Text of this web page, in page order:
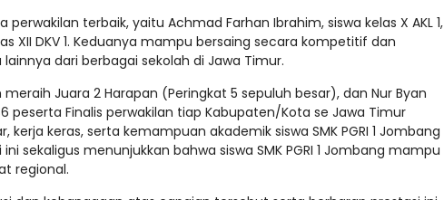
perwakilan terbaik, yaitu Achmad Farhan Ibrahim, siswa kelas X AKL 1,
XII DKV 1. Keduanya mampu bersaing secara kompetitif dan
dari berbagai sekolah di Jawa Timur.
Juara 2 Harapan (Peringkat 5 sepuluh besar), dan Nur Byan
peserta Finalis perwakilan tiap Kabupaten/Kota se Jawa Timur
keras, serta kemampuan akademik siswa SMK PGRI 1 Jombang
sekaligus menunjukkan bahwa siswa SMK PGRI 1 Jombang mampu
regional.